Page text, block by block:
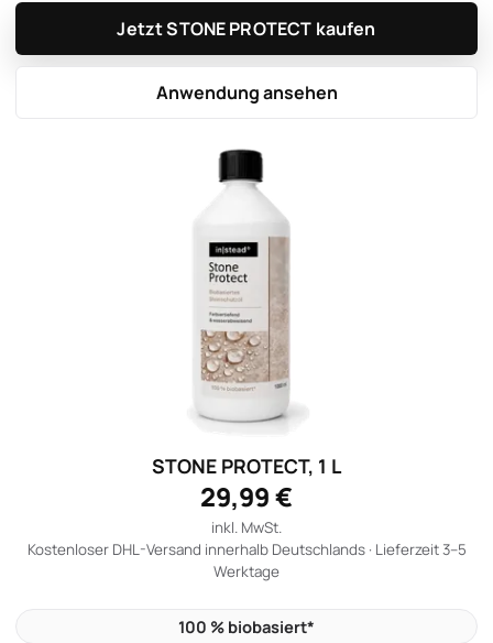
STONE PROTECT, 1 L
29,99 €
inkl. MwSt.
Kostenloser DHL-Versand innerhalb Deutschlands · Lieferzeit 3–5
Werktage
100 % biobasiert*
Jetzt STONE PROTECT kaufen
Anwendung ansehen